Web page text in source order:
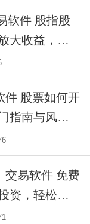
大收益，掘
指南与风险
交易软件 免费
资，轻松把
现财富增